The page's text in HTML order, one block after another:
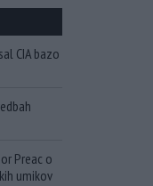
CIA bazo
Preac o
umikov